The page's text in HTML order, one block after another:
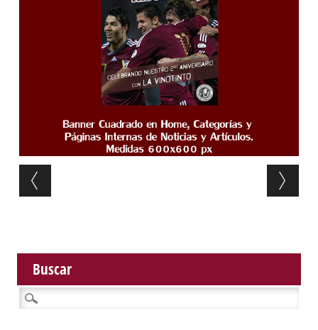
Post navigation
Buscar
Buscar: